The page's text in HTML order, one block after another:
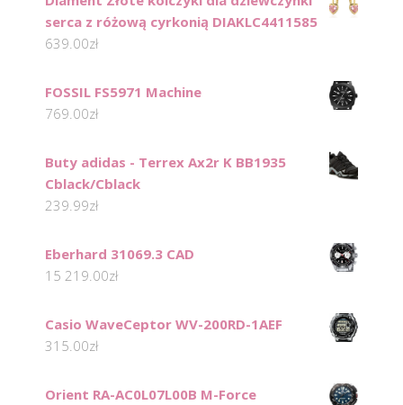
serca z różową cyrkonią DIAKLC4411585
639.00zł
FOSSIL FS5971 Machine
769.00zł
Buty adidas - Terrex Ax2r K BB1935
Cblack/Cblack
239.99zł
Eberhard 31069.3 CAD
15 219.00zł
Casio WaveCeptor WV-200RD-1AEF
315.00zł
Orient RA-AC0L07L00B M-Force